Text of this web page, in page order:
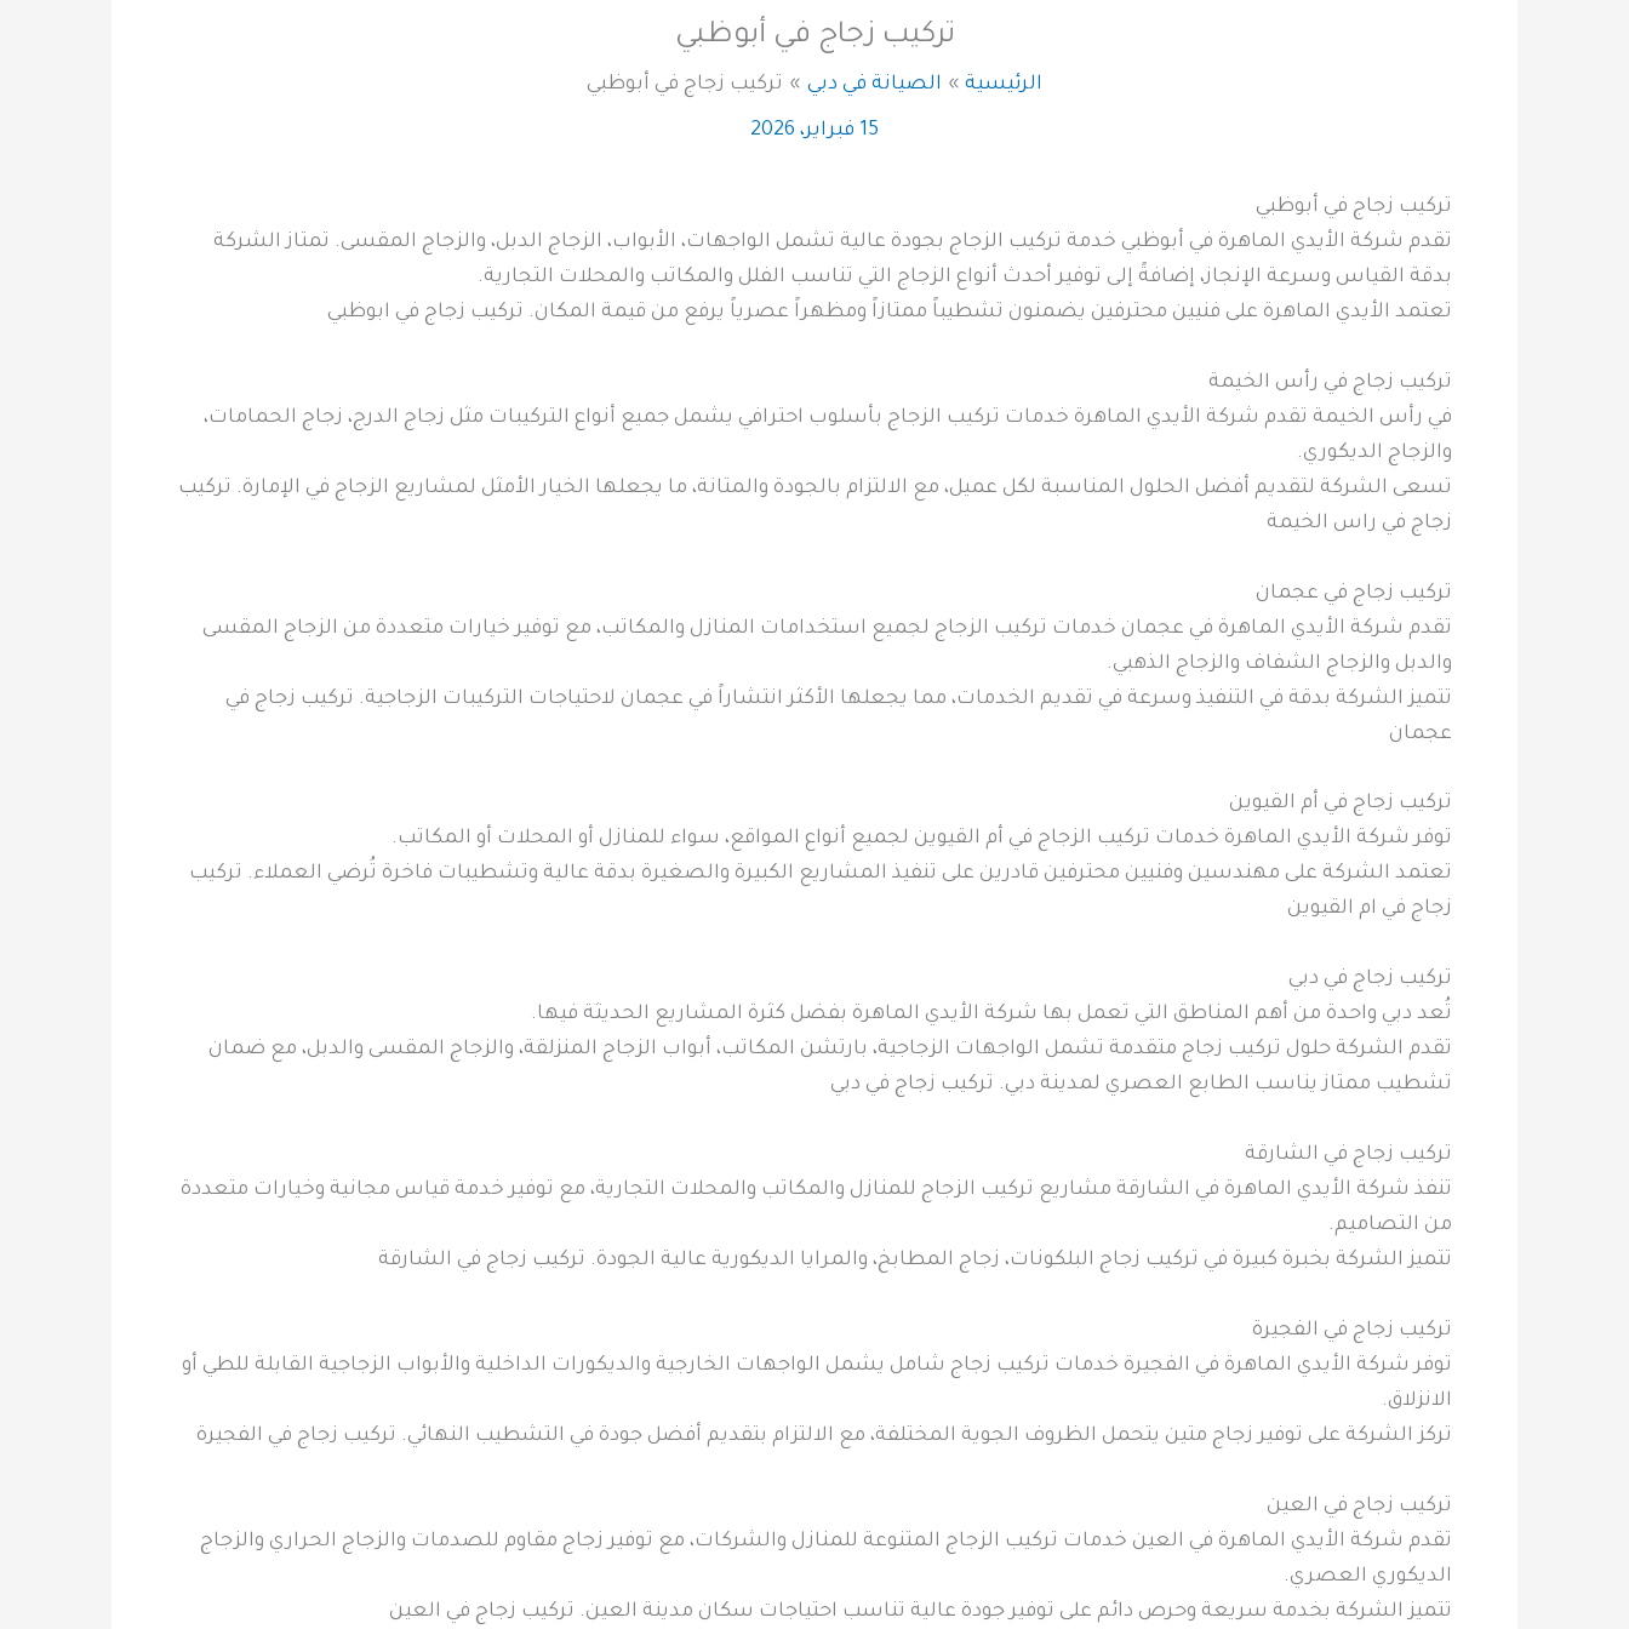
تركيب زجاج في أبوظبي
الرئيسية الصيانة في دبي تركيب زجاج في أبوظبي
15 فبراير، 2026
تركيب زجاج في أبوظبي
تقدم شركة الأيدي الماهرة في أبوظبي خدمة تركيب الزجاج بجودة عالية تشمل الواجهات، الأبواب، الزجاج الدبل، والزجاج المقسى. تمتاز الشركة
بدقة القياس وسرعة الإنجاز، إضافةً إلى توفير أحدث أنواع الزجاج التي تناسب الفلل والمكاتب والمحلات التجارية.
تعتمد الأيدي الماهرة على فنيين محترفين يضمنون تشطيباً ممتازاً ومظهراً عصرياً يرفع من قيمة المكان. تركيب زجاج في ابوظبي
تركيب زجاج في رأس الخيمة
في رأس الخيمة تقدم شركة الأيدي الماهرة خدمات تركيب الزجاج بأسلوب احترافي يشمل جميع أنواع التركيبات مثل زجاج الدرج، زجاج الحمامات،
والزجاج الديكوري.
تسعى الشركة لتقديم أفضل الحلول المناسبة لكل عميل، مع الالتزام بالجودة والمتانة، ما يجعلها الخيار الأمثل لمشاريع الزجاج في الإمارة. تركيب
زجاج في راس الخيمة
تركيب زجاج في عجمان
تقدم شركة الأيدي الماهرة في عجمان خدمات تركيب الزجاج لجميع استخدامات المنازل والمكاتب، مع توفير خيارات متعددة من الزجاج المقسى
والدبل والزجاج الشفاف والزجاج الذهبي.
تتميز الشركة بدقة في التنفيذ وسرعة في تقديم الخدمات، مما يجعلها الأكثر انتشاراً في عجمان لاحتياجات التركيبات الزجاجية. تركيب زجاج في
عجمان
تركيب زجاج في أم القيوين
توفر شركة الأيدي الماهرة خدمات تركيب الزجاج في أم القيوين لجميع أنواع المواقع، سواء للمنازل أو المحلات أو المكاتب.
تعتمد الشركة على مهندسين وفنيين محترفين قادرين على تنفيذ المشاريع الكبيرة والصغيرة بدقة عالية وتشطيبات فاخرة تُرضي العملاء. تركيب
زجاج في ام القيوين
تركيب زجاج في دبي
تُعد دبي واحدة من أهم المناطق التي تعمل بها شركة الأيدي الماهرة بفضل كثرة المشاريع الحديثة فيها.
تقدم الشركة حلول تركيب زجاج متقدمة تشمل الواجهات الزجاجية، بارتشن المكاتب، أبواب الزجاج المنزلقة، والزجاج المقسى والدبل، مع ضمان
تشطيب ممتاز يناسب الطابع العصري لمدينة دبي. تركيب زجاج في دبي
تركيب زجاج في الشارقة
تنفذ شركة الأيدي الماهرة في الشارقة مشاريع تركيب الزجاج للمنازل والمكاتب والمحلات التجارية، مع توفير خدمة قياس مجانية وخيارات متعددة
من التصاميم.
تتميز الشركة بخبرة كبيرة في تركيب زجاج البلكونات، زجاج المطابخ، والمرايا الديكورية عالية الجودة. تركيب زجاج في الشارقة
تركيب زجاج في الفجيرة
توفر شركة الأيدي الماهرة في الفجيرة خدمات تركيب زجاج شامل يشمل الواجهات الخارجية والديكورات الداخلية والأبواب الزجاجية القابلة للطي أو
الانزلاق.
تركز الشركة على توفير زجاج متين يتحمل الظروف الجوية المختلفة، مع الالتزام بتقديم أفضل جودة في التشطيب النهائي. تركيب زجاج في الفجيرة
تركيب زجاج في العين
تقدم شركة الأيدي الماهرة في العين خدمات تركيب الزجاج المتنوعة للمنازل والشركات، مع توفير زجاج مقاوم للصدمات والزجاج الحراري والزجاج
الديكوري العصري.
تتميز الشركة بخدمة سريعة وحرص دائم على توفير جودة عالية تناسب احتياجات سكان مدينة العين. تركيب زجاج في العين